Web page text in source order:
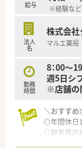
≪風通し
職や立場
・風通し
・風通しの
も用意して
・首都圏
・残業時間
ンスも推進
・安心して
給与 ※経験な
法人
名
株式会
マルエ薬
勤務
時間
8：00～
週5日シ
※店舗の
＼おすすめ
◎年間休日
◎群馬県内